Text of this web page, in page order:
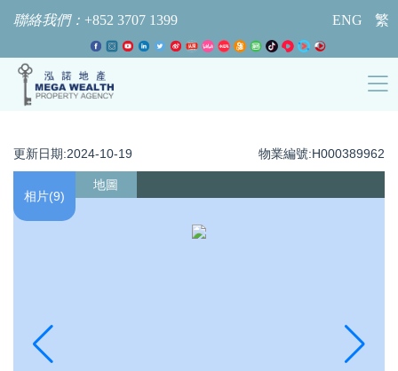
聯絡我們： +852 3707 1399 ENG 繁
更新日期:2024-10-19 物業編號:H000389962
相片(9)
地圖